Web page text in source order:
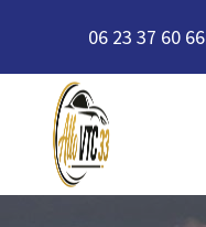
06 23 37 60 66